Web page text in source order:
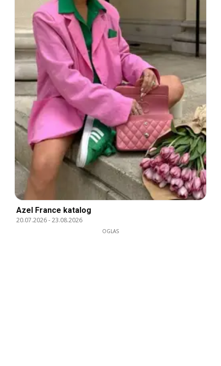
Azel France katalog
20.07.2026-23.08.2026
OGLAS